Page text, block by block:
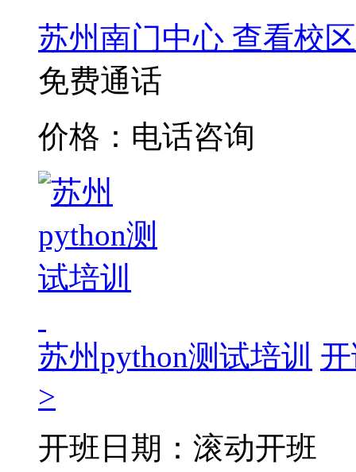
苏州南门中心 查看校区
免费通话
价格：电话咨询
苏州python测试培训
>
开班日期：滚动开班